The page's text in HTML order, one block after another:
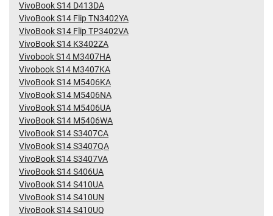
VivoBook S14 D413DA
VivoBook S14 Flip TN3402YA
VivoBook S14 Flip TP3402VA
VivoBook S14 K3402ZA
Vivobook S14 M3407HA
Vivobook S14 M3407KA
VivoBook S14 M5406KA
VivoBook S14 M5406NA
VivoBook S14 M5406UA
VivoBook S14 M5406WA
VivoBook S14 S3407CA
VivoBook S14 S3407QA
VivoBook S14 S3407VA
VivoBook S14 S406UA
VivoBook S14 S410UA
VivoBook S14 S410UN
VivoBook S14 S410UQ